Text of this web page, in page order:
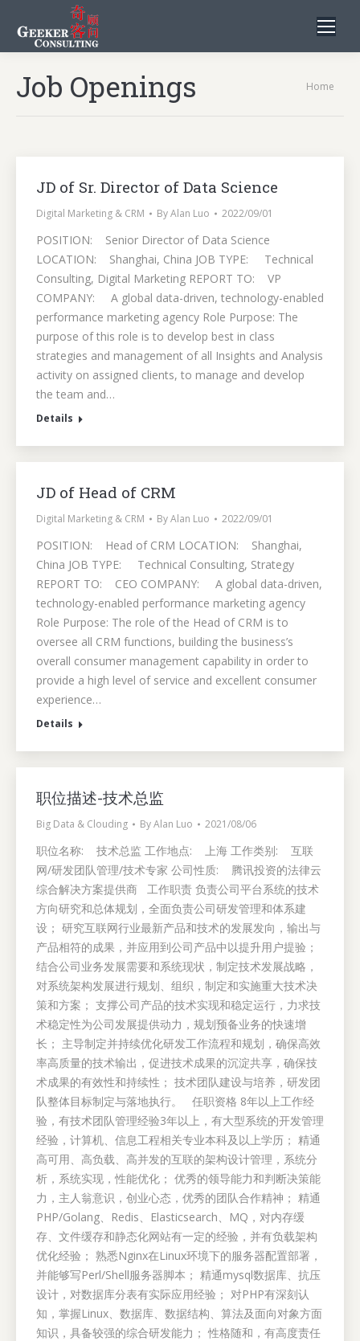
Job Openings
You are
Home
JD of Sr. Director of Data Science
Digital Marketing & CRM ByAlan Luo 2022/09/01
POSITION: Senior Director of Data Science
LOCATION: Shanghai, China JOB TYPE: Technical
Consulting, Digital Marketing REPORT TO: VP
COMPANY: A global data-driven, technology-enabled
performance marketing agency Role Purpose: The
purpose of this role is to develop best in class
strategies and management of all Insights and Analysis
activity on assigned clients, to manage and develop
the team and…
Details
JD of Head of CRM
Digital Marketing & CRM ByAlan Luo 2022/09/01
POSITION: Head of CRM LOCATION: Shanghai,
China JOB TYPE: Technical Consulting, Strategy
REPORT TO: CEO COMPANY: A global data-driven,
technology-enabled performance marketing agency
Role Purpose: The role of the Head of CRM is to
oversee all CRM functions, building the business’s
overall consumer management capability in order to
provide a high level of service and excellent consumer
experience…
Details
职位描述-技术总监
Big Data & Clouding ByAlan Luo 2021/08/06
职位名称: 技术总监 工作地点: 上海 工作类别: 互联
网/研发团队管理/技术专家 公司性质: 腾讯投资的法律云
综合解决方案提供商 工作职责 负责公司平台系统的技术
方向研究和总体规划，全面负责公司研发管理和体系建
设； 研究互联网行业最新产品和技术的发展发向，输出与
产品相符的成果，并应用到公司产品中以提升用户提验；
结合公司业务发展需要和系统现状，制定技术发展战略，
对系统架构发展进行规划、组织，制定和实施重大技术决
策和方案； 支撑公司产品的技术实现和稳定运行，力求技
术稳定性为公司发展提供动力，规划预备业务的快速增
长； 主导制定并持续优化研发工作流程和规划，确保高效
率高质量的技术输出，促进技术成果的沉淀共享，确保技
术成果的有效性和持续性； 技术团队建设与培养，研发团
队整体目标制定与落地执行。 任职资格 8年以上工作经
验，有技术团队管理经验3年以上，有大型系统的开发管理
经验，计算机、信息工程相关专业本科及以上学历； 精通
高可用、高负载、高并发的互联的架构设计管理，系统分
析，系统实现，性能优化； 优秀的领导能力和判断决策能
力，主人翁意识，创业心态，优秀的团队合作精神； 精通
PHP/Golang、Redis、Elasticsearch、MQ，对内存缓
存、文件缓存和静态化网站有一定的经验，并有负载架构
优化经验； 熟悉Nginx在Linux环境下的服务器配置部署，
并能够写Perl/Shell服务器脚本； 精通mysql数据库、抗压
设计，对数据库分表有实际应用经验； 对PHP有深刻认
知，掌握Linux、数据库、数据结构、算法及面向对象方面
知识，具备较强的综合研发能力； 性格随和，有高度责任